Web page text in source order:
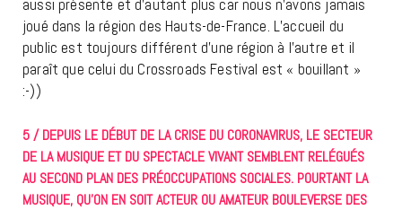
aussi présente et d’autant plus car nous n’avons jamais
joué dans la région des Hauts-de-France. L’accueil du
public est toujours différent d’une région à l’autre et il
paraît que celui du Crossroads Festival est « bouillant »
:-))
5 / DEPUIS LE DÉBUT DE LA CRISE DU CORONAVIRUS, LE SECTEUR
DE LA MUSIQUE ET DU SPECTACLE VIVANT SEMBLENT RELÉGUÉS
AU SECOND PLAN DES PRÉOCCUPATIONS SOCIALES. POURTANT LA
MUSIQUE, QU’ON EN SOIT ACTEUR OU AMATEUR BOULEVERSE DES